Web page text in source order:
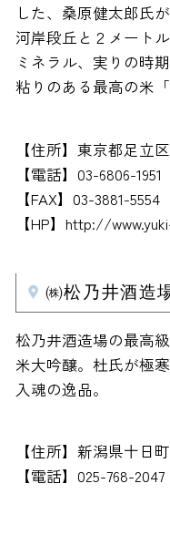
した、桑原健太郎氏
河岸段丘と２メート
ミネラル、実りの時
粘りのある最高の米
【住所】東京都足立
【電話】03-6806-1951
【FAX】03-3881-5554
【HP】http://
㈱松乃井酒造
松乃井酒造場の最高
米大吟醸。杜氏が極
入魂の逸品。
【住所】新潟県十日
【電話】025-768-2047